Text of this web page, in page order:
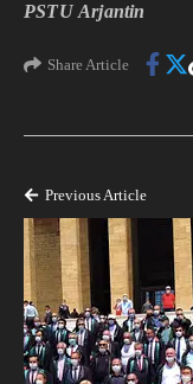
PSTU Arjantin
Share Article
Previous Article